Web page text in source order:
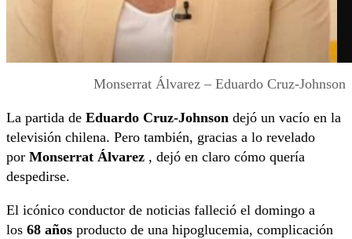
Monserrat Álvarez – Eduardo Cruz-Johnson
La partida de Eduardo Cruz-Johnson dejó un vacío en la
televisión chilena. Pero también, gracias a lo revelado
por Monserrat Álvarez , dejó en claro cómo quería
despedirse.
El icónico conductor de noticias falleció el domingo a
los 68 años producto de una hipoglucemia, complicación